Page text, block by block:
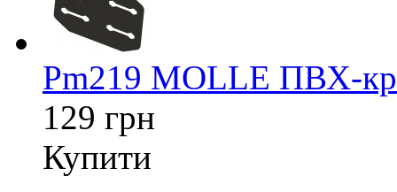
Pm219 MOLLE ПВХ-
129 грн
Купити